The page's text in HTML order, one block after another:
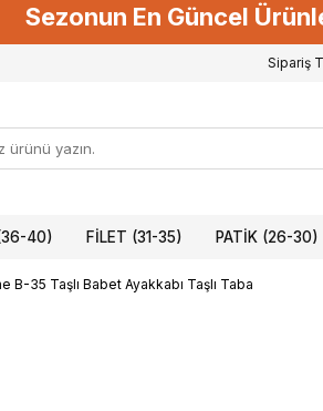
Sezonun En Güncel
Sipariş
40) FILET (31-35) PATIK (26-30)
B-35 Taşlı Babet Ayakkabı Taşlı Taba